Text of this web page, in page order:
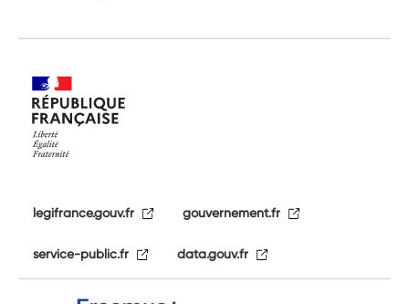
legifrance.gouv.fr gouvernement.fr
service-public.fr data.gouv.fr